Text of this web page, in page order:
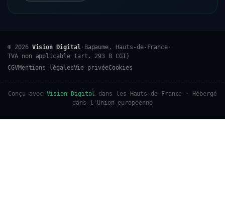
© 2026 Vision Digital· Bapaume, Hauts-de-France ·
TVA non applicable (art. 293 B CGI)
CGVMentions légalesVie privéeCookies
Conçu avec Vision Digital
dans les Hauts-de-France · Hébergé
dans l'Union européenne